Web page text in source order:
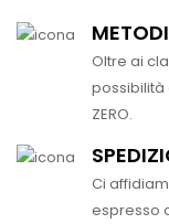
Oltre ai
possibilità
ZERO.
Ci
espresso